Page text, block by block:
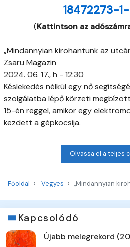
18472273-
(Kattintson az
„Mindannyian kirohantunk az
Zsaru Magazin
2024. 06. 17., h - 12:30
Késlekedés nélkül egy nő
szolgálatba lépő körzeti
15-én reggel, amikor egy
kezdett a gépkocsija.
Olvassa el a teljes
Főoldal Vegyes „Mindannyian
Kapcsolódó
Újabb melegrekord